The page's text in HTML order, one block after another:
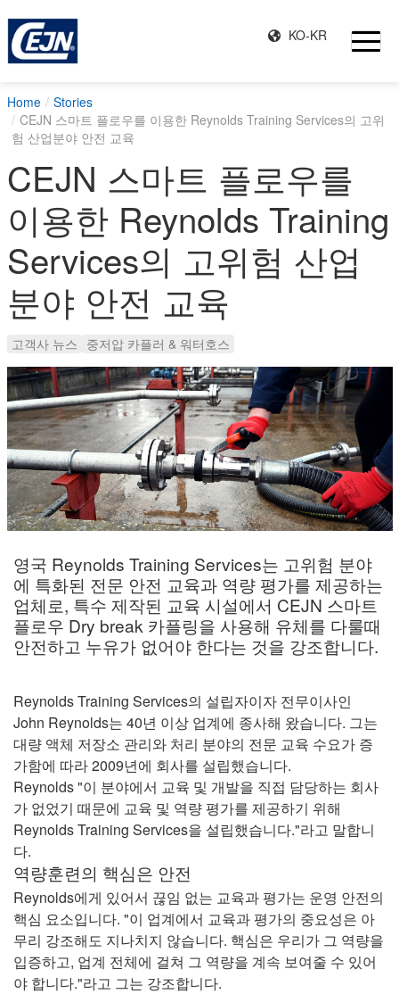
KO-KR
Home
Stories
CEJN 스마트 플로우를 이용한 Reynolds Training Services의 고위
험 산업분야 안전 교육
CEJN 스마트 플로우를
이용한 Reynolds Training
Services의 고위험 산업
분야 안전 교육
고객사 뉴스 중저압 카플러 & 워터호스
영국 Reynolds Training Services는 고위험 분야
에 특화된 전문 안전 교육과 역량 평가를 제공하는
업체로, 특수 제작된 교육 시설에서 CEJN 스마트
플로우 Dry break 카플링을 사용해 유체를 다룰때
안전하고 누유가 없어야 한다는 것을 강조합니다.
Reynolds Training Services의 설립자이자 전무이사인
John Reynolds는 40년 이상 업계에 종사해 왔습니다. 그는
대량 액체 저장소 관리와 처리 분야의 전문 교육 수요가 증
가함에 따라 2009년에 회사를 설립했습니다.
Reynolds "이 분야에서 교육 및 개발을 직접 담당하는 회사
가 없었기 때문에 교육 및 역량 평가를 제공하기 위해
Reynolds Training Services을 설립했습니다."라고 말합니
다.
역량훈련의 핵심은 안전
Reynolds에게 있어서 끊임 없는 교육과 평가는 운영 안전의
핵심 요소입니다. "이 업계에서 교육과 평가의 중요성은 아
무리 강조해도 지나치지 않습니다. 핵심은 우리가 그 역량을
입증하고, 업계 전체에 걸쳐 그 역량을 계속 보여줄 수 있어
야 합니다."라고 그는 강조합니다.